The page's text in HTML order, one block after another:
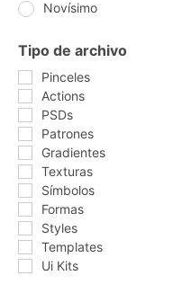
Novísimo
Tipo de archivo
Pinceles
Actions
PSDs
Patrones
Gradientes
Texturas
Símbolos
Formas
Styles
Templates
Ui Kits